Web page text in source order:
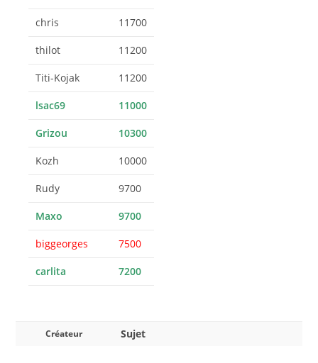
chris 11700
thilot 11200
Titi-Kojak 11200
lsac69 11000
Grizou 10300
Kozh 10000
Rudy 9700
Maxo 9700
biggeorges 7500
carlita 7200
Créateur Sujet